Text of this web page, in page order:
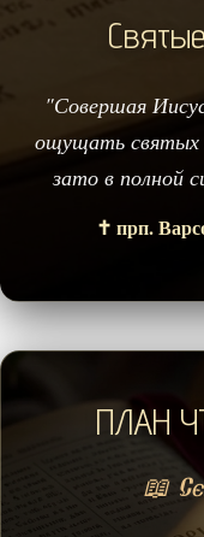
"Совершая
ощущать святых
зато в полной
✝️ прп.
ПЛАН
📖